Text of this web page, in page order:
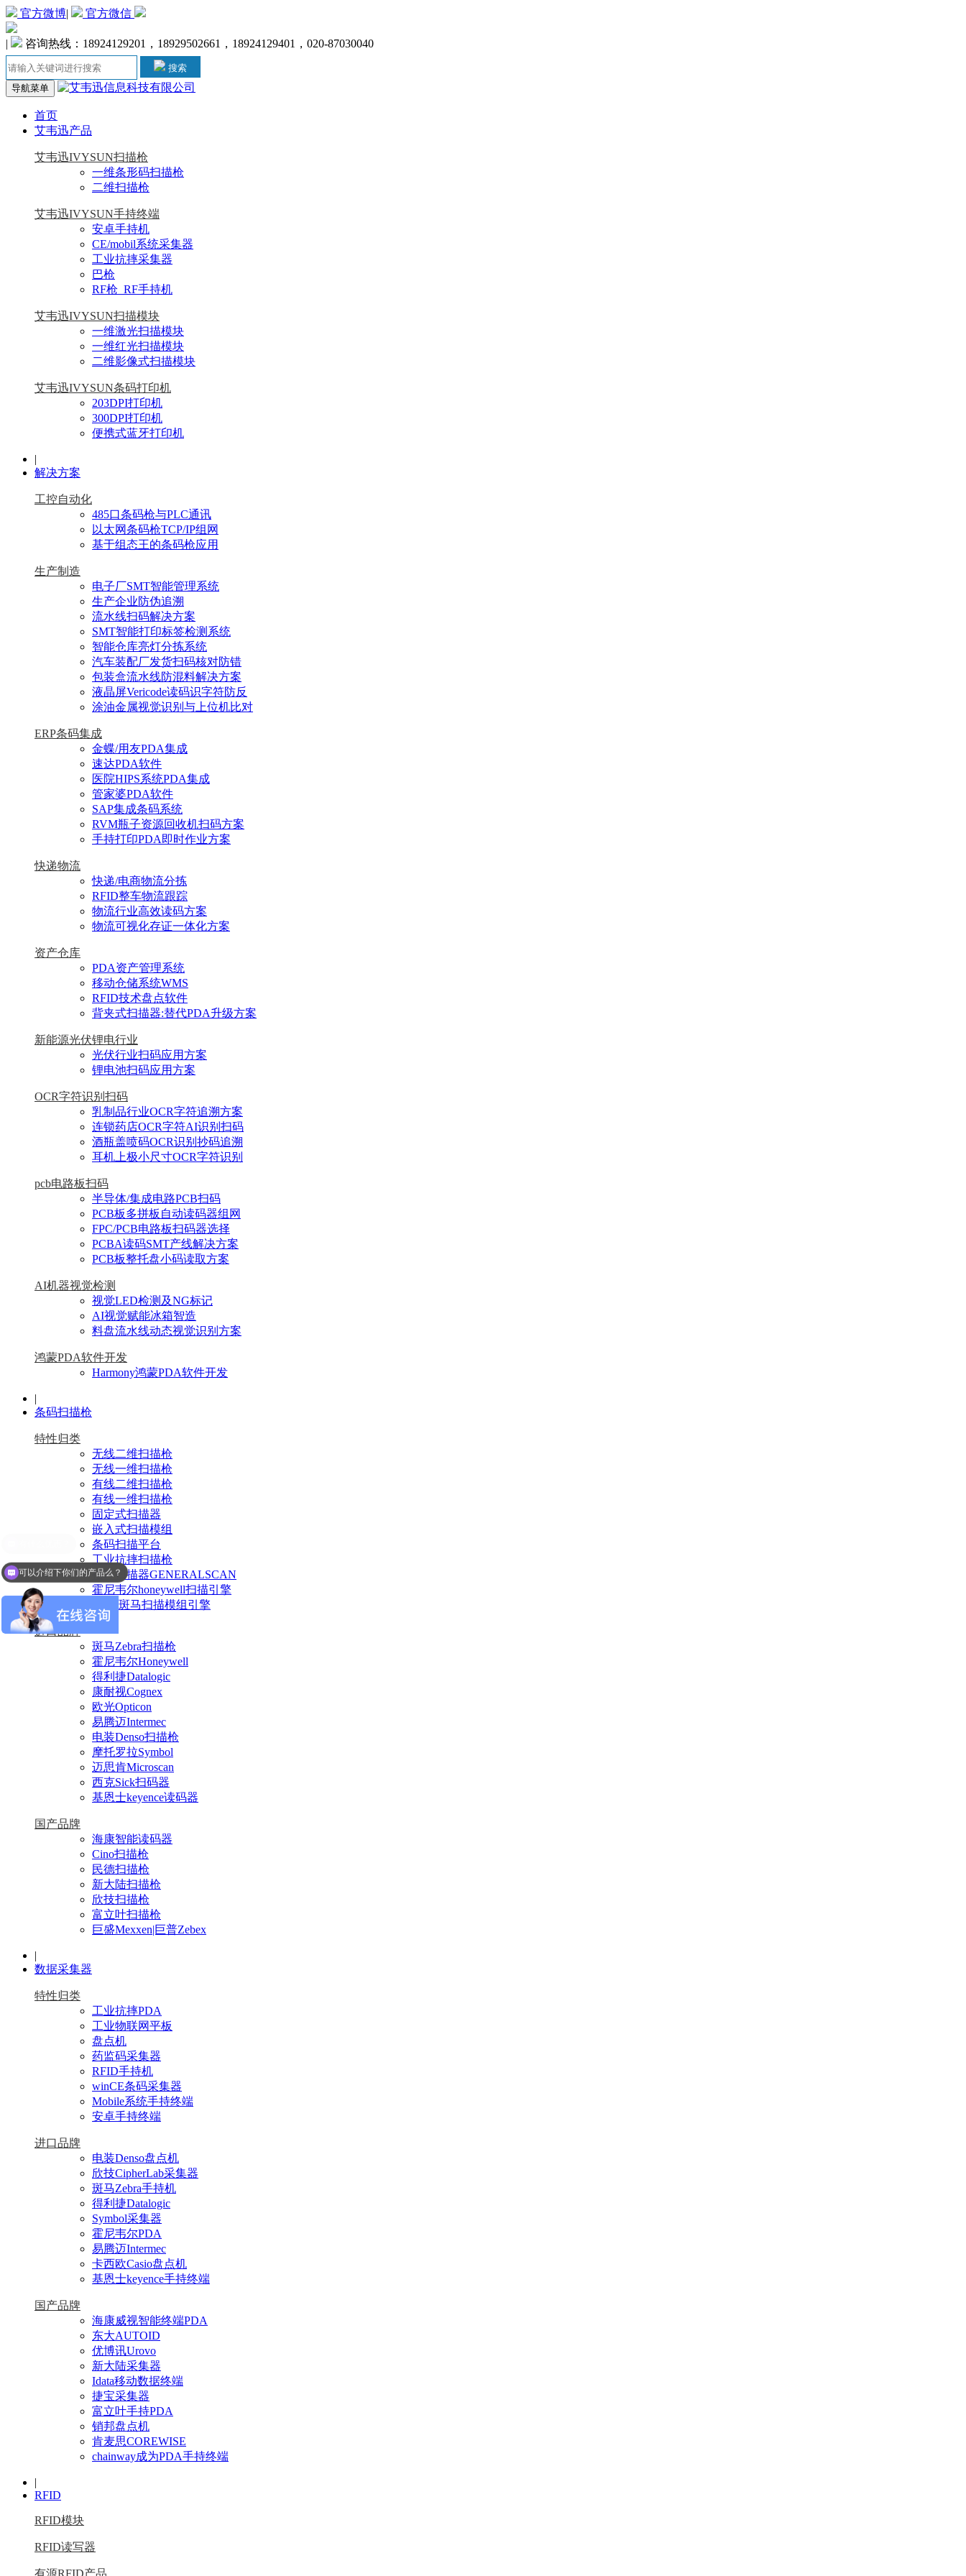
官方微博| 官方微信
| 咨询热线：18924129201，18929502661，18924129401，020-87030040
搜索
导航菜单
首页
艾韦迅产品
艾韦迅IVYSUN扫描枪
一维条形码扫描枪
二维扫描枪
艾韦迅IVYSUN手持终端
安卓手持机
CE/mobil系统采集器
工业抗摔采集器
巴枪
RF枪_RF手持机
艾韦迅IVYSUN扫描模块
一维激光扫描模块
一维红光扫描模块
二维影像式扫描模块
艾韦迅IVYSUN条码打印机
203DPI打印机
300DPI打印机
便携式蓝牙打印机
|
解决方案
工控自动化
485口条码枪与PLC通讯
以太网条码枪TCP/IP组网
基于组态王的条码枪应用
生产制造
电子厂SMT智能管理系统
生产企业防伪追溯
流水线扫码解决方案
SMT智能打印标签检测系统
智能仓库亮灯分拣系统
汽车装配厂发货扫码核对防错
包装盒流水线防混料解决方案
液晶屏Vericode读码识字符防反
涂油金属视觉识别与上位机比对
ERP条码集成
金蝶/用友PDA集成
速达PDA软件
医院HIPS系统PDA集成
管家婆PDA软件
SAP集成条码系统
RVM瓶子资源回收机扫码方案
手持打印PDA即时作业方案
快递物流
快递/电商物流分拣
RFID整车物流跟踪
物流行业高效读码方案
物流可视化存证一体化方案
资产仓库
PDA资产管理系统
移动仓储系统WMS
RFID技术盘点软件
背夹式扫描器:替代PDA升级方案
新能源光伏锂电行业
光伏行业扫码应用方案
锂电池扫码应用方案
OCR字符识别扫码
乳制品行业OCR字符追溯方案
连锁药店OCR字符AI识别扫码
酒瓶盖喷码OCR识别抄码追溯
耳机上极小尺寸OCR字符识别
pcb电路板扫码
半导体/集成电路PCB扫码
PCB板多拼板自动读码器组网
FPC/PCB电路板扫码器选择
PCBA读码SMT产线解决方案
PCB板整托盘小码读取方案
AI机器视觉检测
视觉LED检测及NG标记
AI视觉赋能冰箱智造
料盘流水线动态视觉识别方案
鸿蒙PDA软件开发
Harmony鸿蒙PDA软件开发
|
条码扫描枪
特性归类
无线二维扫描枪
无线一维扫描枪
有线二维扫描枪
有线一维扫描枪
固定式扫描器
嵌入式扫描模组
条码扫描平台
工业抗摔扫描枪
指环扫描器GENERALSCAN
霍尼韦尔honeywell扫描引擎
Zebra斑马扫描模组引擎
进口品牌
斑马Zebra扫描枪
霍尼韦尔Honeywell
得利捷Datalogic
康耐视Cognex
欧光Opticon
易腾迈Intermec
电装Denso扫描枪
摩托罗拉Symbol
迈思肯Microscan
西克Sick扫码器
基恩士keyence读码器
国产品牌
海康智能读码器
Cino扫描枪
民德扫描枪
新大陆扫描枪
欣技扫描枪
富立叶扫描枪
巨盛Mexxen|巨普Zebex
|
数据采集器
特性归类
工业抗摔PDA
工业物联网平板
盘点机
药监码采集器
RFID手持机
winCE条码采集器
Mobile系统手持终端
安卓手持终端
进口品牌
电装Denso盘点机
欣技CipherLab采集器
斑马Zebra手持机
得利捷Datalogic
Symbol采集器
霍尼韦尔PDA
易腾迈Intermec
卡西欧Casio盘点机
基恩士keyence手持终端
国产品牌
海康威视智能终端PDA
东大AUTOID
优博讯Urovo
新大陆采集器
Idata移动数据终端
捷宝采集器
富立叶手持PDA
销邦盘点机
肯麦思COREWISE
chainway成为PDA手持终端
|
RFID
RFID模块
RFID读写器
有源RFID产品
可以介绍下你们的产品么？